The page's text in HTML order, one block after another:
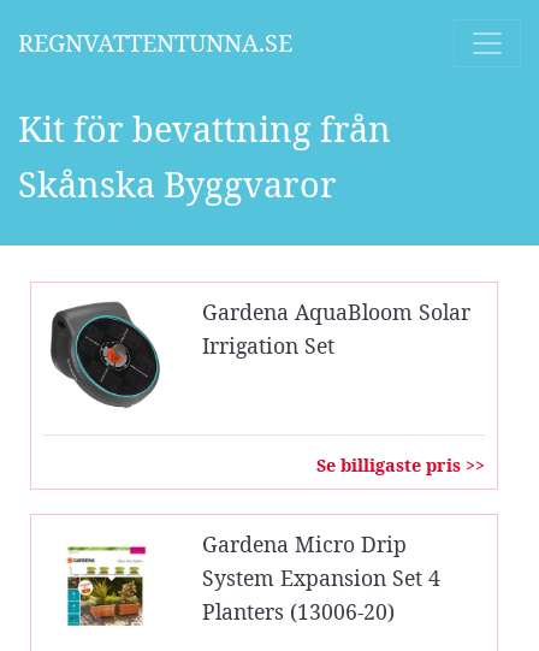
REGNVATTENTUNNA.SE
Kit för bevattning från
Skånska Byggvaror
Gardena AquaBloom Solar
Irrigation Set
Se billigaste pris >>
Gardena Micro Drip
System Expansion Set 4
Planters (13006-20)